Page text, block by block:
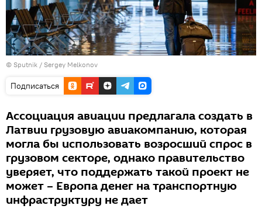
© Sputnik / Sergey Melkonov
Подписаться
Ассоциация авиации предлагала создать в
Латвии грузовую авиакомпанию, которая
могла бы использовать возросший спрос в
грузовом секторе, однако правительство
уверяет, что поддержать такой проект не
может – Европа денег на транспортную
инфраструктуру не дает